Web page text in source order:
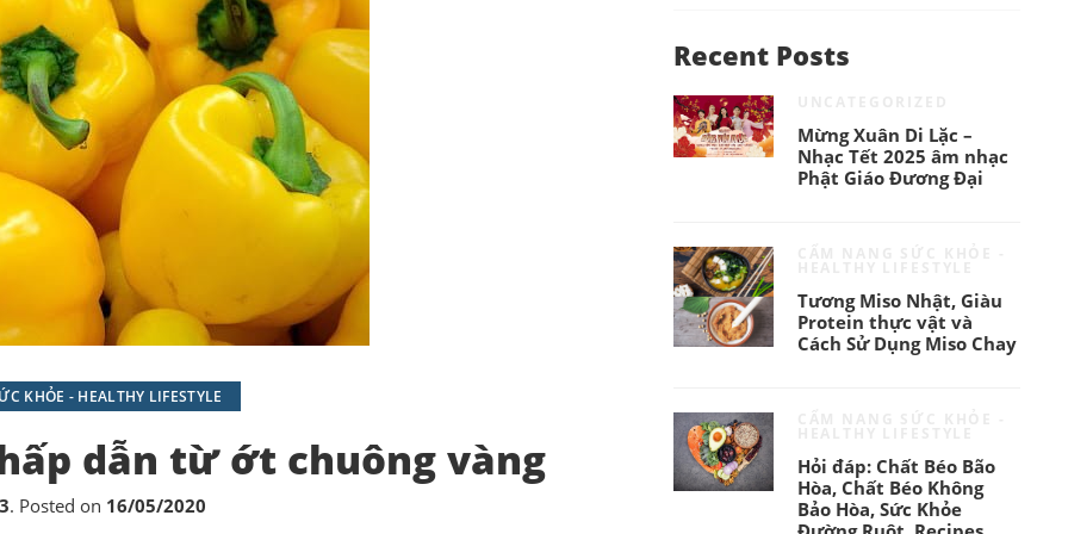
KHỎE - HEALTHY LIFESTYLE
dẫn từ ớt chuông vàng
. Posted on 16/05/2020
Recent Posts
Mừng Xuân Di Lặc –
Nhạc Tết 2025 âm nhạc
Phật Giáo Đương Đại
Tương Miso Nhật, Giàu
Protein thực vật và
Cách Sử Dụng Miso Chay
Hỏi đáp: Chất Béo Bão
Hòa, Chất Béo Không
Bảo Hòa, Sức Khỏe